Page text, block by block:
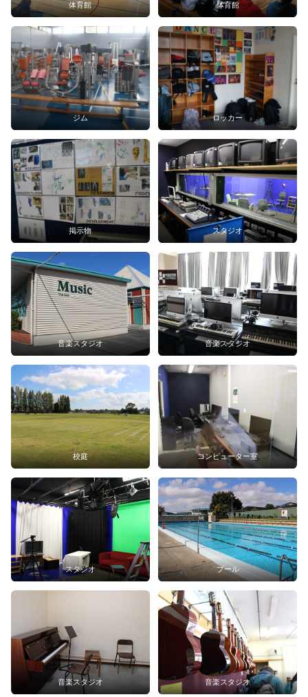
体育館 体育館
ジム ロッカー
掲示物 スタジオ
音楽スタジオ 音楽スタジオ
校庭 コンピューター室
スタジオ プール
音楽スタジオ 音楽スタジオ